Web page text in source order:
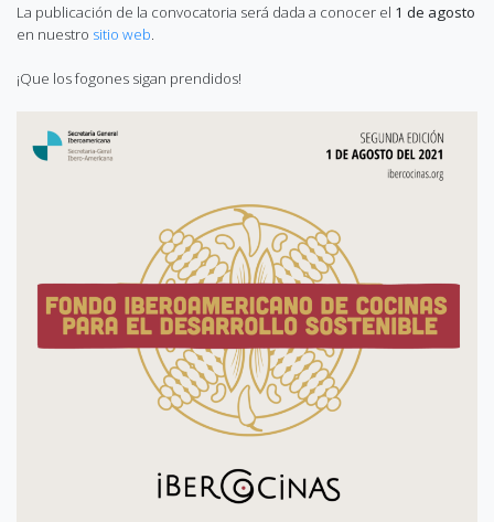
La publicación de la convocatoria será dada a conocer el 1 de agosto
en nuestro sitio web.
¡Que los fogones sigan prendidos!